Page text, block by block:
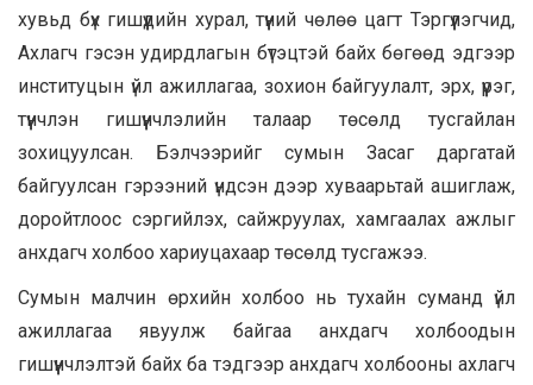
хувьд бүх гишүүдийн хурал, түүний чөлөө цагт Тэргүүлэгчид,
Ахлагч гэсэн удирдлагын бүтэцтэй байх бөгөөд эдгээр
институцын үйл ажиллагаа, зохион байгуулалт, эрх, үүрэг,
түүнчлэн гишүүнчлэлийн талаар төсөлд тусгайлан
зохицуулсан. Бэлчээрийг сумын Засаг даргатай
байгуулсан гэрээний үндсэн дээр хуваарьтай ашиглаж,
доройтлоос сэргийлэх, сайжруулах, хамгаалах ажлыг
анхдагч холбоо хариуцахаар төсөлд тусгажээ.
Сумын малчин өрхийн холбоо нь тухайн суманд үйл
ажиллагаа явуулж байгаа анхдагч холбоодын
гишүүнчлэлтэй байх ба тэдгээр анхдагч холбооны ахлагч